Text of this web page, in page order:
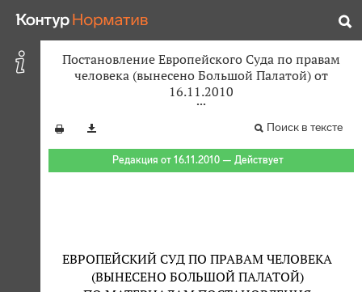
Постановление Европейского Суда по правам
человека (вынесено Большой Палатой) от
16.11.2010
Поиск в тексте
Редакция от 16.11.2010 — Действует
ЕВРОПЕЙСКИЙ СУД ПО ПРАВАМ ЧЕЛОВЕКА
(ВЫНЕСЕНО БОЛЬШОЙ ПАЛАТОЙ)